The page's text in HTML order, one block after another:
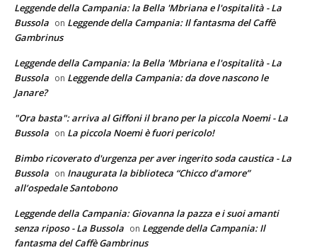
Leggende della Campania: la Bella 'Mbriana e l'ospitalità - La
Bussola on Leggende della Campania: Il fantasma del Caffè
Gambrinus
Leggende della Campania: la Bella 'Mbriana e l'ospitalità - La
Bussola on Leggende della Campania: da dove nascono le
Janare?
"Ora basta": arriva al Giffoni il brano per la piccola Noemi - La
Bussola on La piccola Noemi è fuori pericolo!
Bimbo ricoverato d'urgenza per aver ingerito soda caustica - La
Bussola on Inaugurata la biblioteca “Chicco d’amore”
all’ospedale Santobono
Leggende della Campania: Giovanna la pazza e i suoi amanti
senza riposo - La Bussola on Leggende della Campania: Il
fantasma del Caffè Gambrinus